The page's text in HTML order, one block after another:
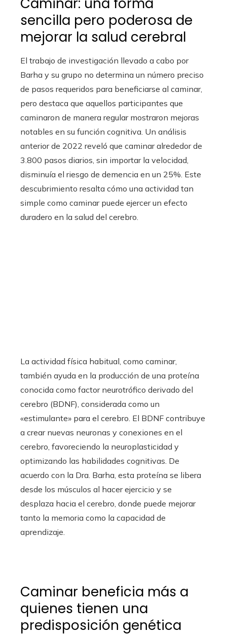
sencilla pero poderosa de
mejorar la salud cerebral
El trabajo de investigación llevado a cabo por
Barha y su grupo no determina un número preciso
de pasos requeridos para beneficiarse al caminar,
pero destaca que aquellos participantes que
caminaron de manera regular mostraron mejoras
notables en su función cognitiva. Un análisis
anterior de 2022 reveló que caminar alrededor de
3.800 pasos diarios, sin importar la velocidad,
disminuía el riesgo de demencia en un 25%. Este
descubrimiento resalta cómo una actividad tan
simple como caminar puede ejercer un efecto
duradero en la salud del cerebro.
La actividad física habitual, como caminar,
también ayuda en la producción de una proteína
conocida como factor neurotrófico derivado del
cerebro (BDNF), considerada como un
«estimulante» para el cerebro. El BDNF contribuye
a crear nuevas neuronas y conexiones en el
cerebro, favoreciendo la neuroplasticidad y
optimizando las habilidades cognitivas. De
acuerdo con la Dra. Barha, esta proteína se libera
desde los músculos al hacer ejercicio y se
desplaza hacia el cerebro, donde puede mejorar
tanto la memoria como la capacidad de
aprendizaje.
Caminar beneficia más a
quienes tienen una
predisposición genética